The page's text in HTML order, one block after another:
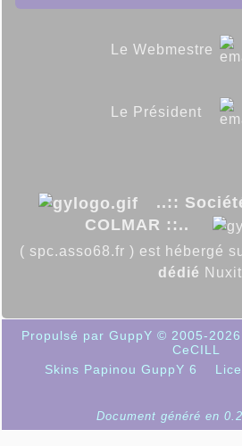
Le Webmestre
Le Président
..::
COLMAR ::..
( spc.asso68.fr ) est hébergé
dédié Nuxit
Propulsé par GuppY © 2005-2026
CeCILL
Skins Papinou GuppY 6
Document généré en